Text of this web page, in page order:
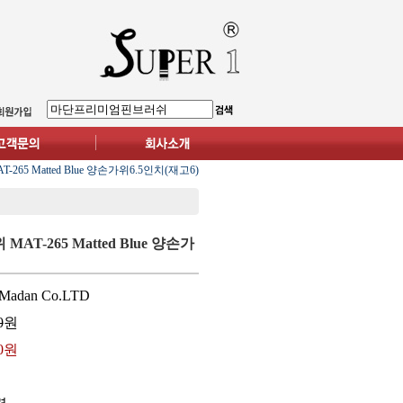
265 Matted Blue 양손가위6.5인치(재고6)
MAT-265 Matted Blue 양손가
Co.LTD
원
원